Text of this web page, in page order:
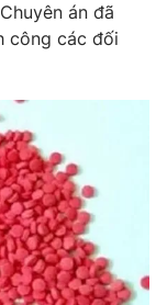
Việt
bằng AI
án đã
công các đối